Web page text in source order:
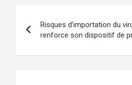
de
l’article
Risques d’importation du
renforce son dispositif de